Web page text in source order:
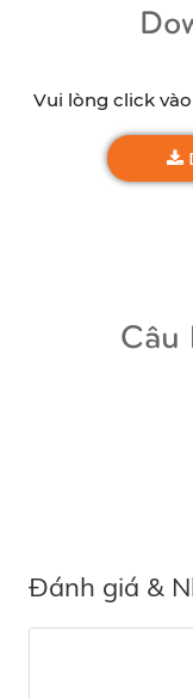
Vui lòng click
Câu
Đánh giá &